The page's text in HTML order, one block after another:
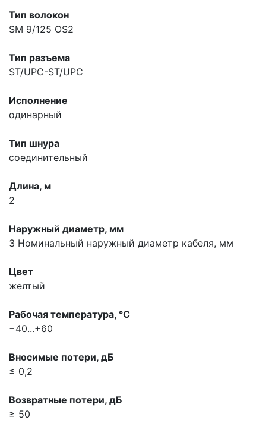
Тип волокон
SM 9/125 OS2
Тип разъема
ST/UPC-ST/UPC
Исполнение
одинарный
Тип шнура
соединительный
Длина, м
2
Наружный диаметр, мм
3 Номинальный наружный диаметр кабеля, мм
Цвет
желтый
Рабочая температура, °С
−40...+60
Вносимые потери, дБ
≤ 0,2
Возвратные потери, дБ
≥ 50